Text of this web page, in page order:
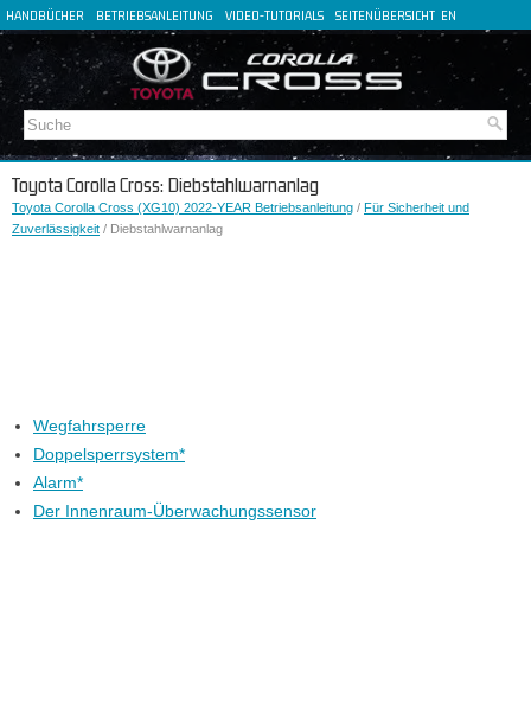
HANDBÜCHER BETRIEBSANLEITUNG VIDEO-TUTORIALS SEITENÜBERSICHT EN
FR
IT
Toyota Corolla Cross: Diebstahlwarnanlag
Toyota Corolla Cross (XG10) 2022-YEAR Betriebsanleitung / Für Sicherheit und
Zuverlässigkeit / Diebstahlwarnanlag
Wegfahrsperre
Doppelsperrsystem*
Alarm*
Der Innenraum-Überwachungssensor